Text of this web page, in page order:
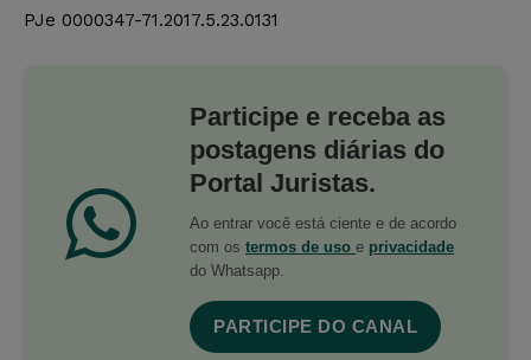
PJe 0000347-71.2017.5.23.0131
Participe e receba as
postagens diárias do
Portal Juristas.
Ao entrar você está ciente e de acordo
com os termos de uso e privacidade
do Whatsapp.
PARTICIPE DO CANAL